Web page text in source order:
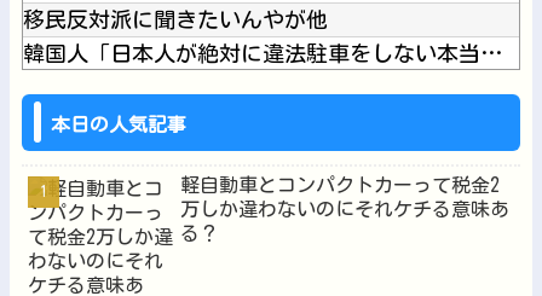
移民反対派に聞きたいんやが他
韓国人「日本人が絶対に違法駐車をしない本当の理由がこちら…」...
本日の人気記事
軽自動車とコンパクトカーって税金2
万しか違わないのにそれケチる意味あ
る？